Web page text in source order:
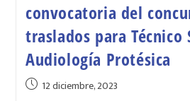
convocatoria del
traslados para Técnico
Audiología Protésica
12 diciembre, 2023